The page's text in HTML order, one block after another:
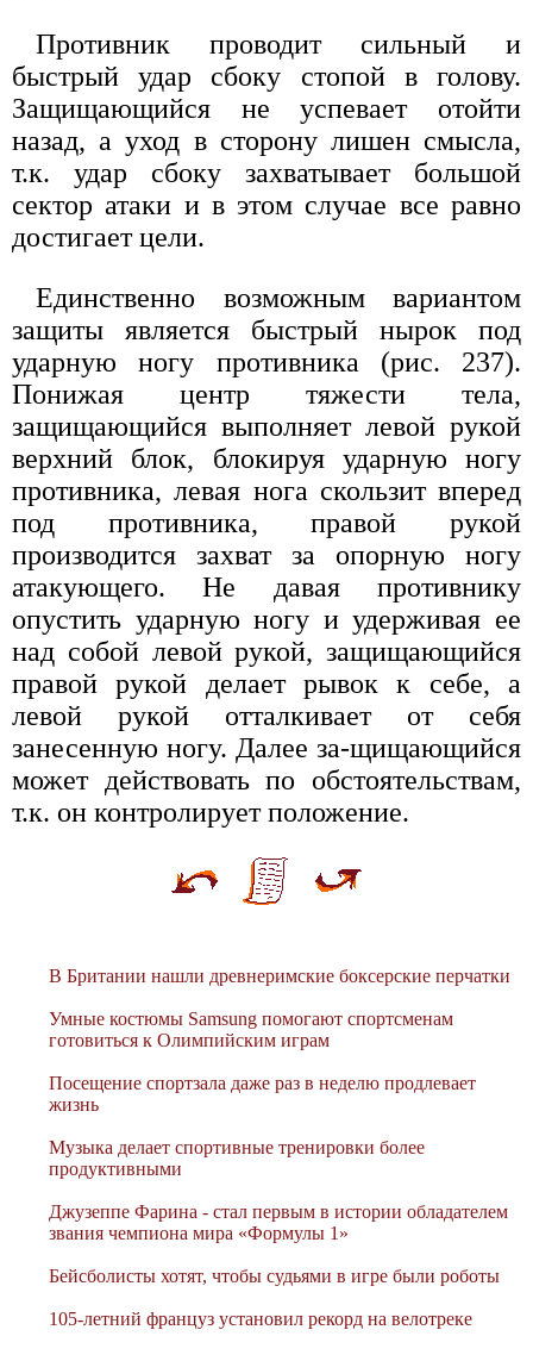
Противник проводит сильный и
быстрый удар сбоку стопой в голову.
Защищающийся не успевает отойти
назад, а уход в сторону лишен смысла,
т.к. удар сбоку захватывает большой
сектор атаки и в этом случае все равно
достигает цели.
Единственно возможным вариантом
защиты является быстрый нырок под
ударную ногу противника (рис. 237).
Понижая центр тяжести тела,
защищающийся выполняет левой рукой
верхний блок, блокируя ударную ногу
противника, левая нога скользит вперед
под противника, правой рукой
производится захват за опорную ногу
атакующего. Не давая противнику
опустить ударную ногу и удерживая ее
над собой левой рукой, защищающийся
правой рукой делает рывок к себе, а
левой рукой отталкивает от себя
занесенную ногу. Далее за-щищающийся
может действовать по обстоятельствам,
т.к. он контролирует положение.
В Британии нашли древнеримские боксерские перчатки
Умные костюмы Samsung помогают спортсменам
готовиться к Олимпийским играм
Посещение спортзала даже раз в неделю продлевает
жизнь
Музыка делает спортивные тренировки более
продуктивными
Джузеппе Фарина - стал первым в истории обладателем
звания чемпиона мира «Формулы 1»
Бейсболисты хотят, чтобы судьями в игре были роботы
105-летний француз установил рекорд на велотреке